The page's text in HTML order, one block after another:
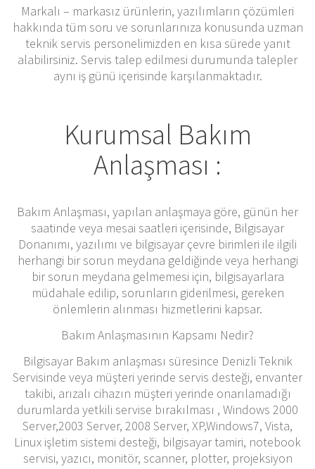
Markalı – markasız ürünlerin, yazılımların çözümleri
hakkında tüm soru ve sorunlarınıza konusunda uzman
teknik servis personelimizden en kısa sürede yanıt
alabilirsiniz. Servis talep edilmesi durumunda talepler
aynı iş günü içerisinde karşılanmaktadır.
Kurumsal Bakım
Anlaşması :
Bakım Anlaşması, yapılan anlaşmaya göre, günün her
saatinde veya mesai saatleri içerisinde, Bilgisayar
Donanımı, yazılımı ve bilgisayar çevre birimleri ile ilgili
herhangi bir sorun meydana geldiğinde veya herhangi
bir sorun meydana gelmemesi için, bilgisayarlara
müdahale edilip, sorunların giderilmesi, gereken
önlemlerin alınması hizmetlerini kapsar.
Bakım Anlaşmasının Kapsamı Nedir?
Bilgisayar Bakım anlaşması süresince Denizli Teknik
Servisinde veya müşteri yerinde servis desteği, envanter
takibi, arızalı cihazın müşteri yerinde onarılamadığı
durumlarda yetkili servise bırakılması , Windows 2000
Server,2003 Server, 2008 Server, XP,Windows7, Vista,
Linux işletim sistemi desteği, bilgisayar tamiri, notebook
servisi, yazıcı, monitör, scanner, plotter, projeksiyon